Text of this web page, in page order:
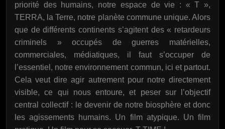
priorité des humains, notre espace de vie : « T »,
TERRA, la Terre, notre planète commune unique. Alors
que de différents continents s’agitent des « retardeurs
criminels » occupés de guerres matérielles,
commerciales, médiatiques, il faut s’occuper de
l’essentiel, notre environnement commun, ici et partout.
Cela veut dire agir autrement pour notre directement
visible, ce qui nous entoure, et peser sur l’objectif
central collectif : le devenir de notre biosphère et donc
les agissements humains. Un film atypique. Un film